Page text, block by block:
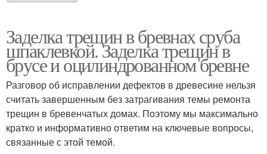
Заделка трещин в бревнах сруба
шпаклевкой. Заделка трещин в
брусе и оцилиндрованном бревне
Разговор об исправлении дефектов в древесине нельзя
считать завершенным без затрагивания темы ремонта
трещин в бревенчатых домах. Поэтому мы максимально
кратко и информативно ответим на ключевые вопросы,
связанные с этой темой.